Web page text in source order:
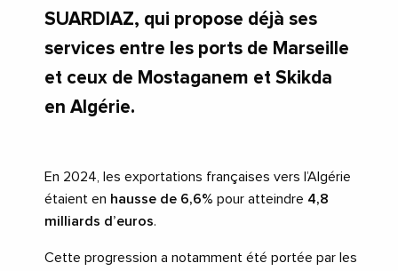
SUARDIAZ, qui propose déjà ses
services entre les ports de Marseille
et ceux de Mostaganem et Skikda
en Algérie.
En 2024, les exportations françaises vers l’Algérie
étaient en hausse de 6,6% pour atteindre 4,8
milliards d’euros.
Cette progression a notamment été portée par les